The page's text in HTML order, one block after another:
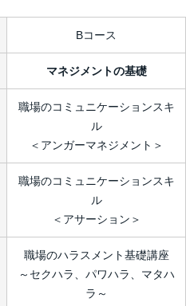
Bコース
マネジメントの基礎
職場のコミュニケーションスキ
ル
＜アンガーマネジメント＞
職場のコミュニケーションスキ
ル
＜アサーション＞
職場のハラスメント基礎講座
～セクハラ、パワハラ、マタハ
ラ～